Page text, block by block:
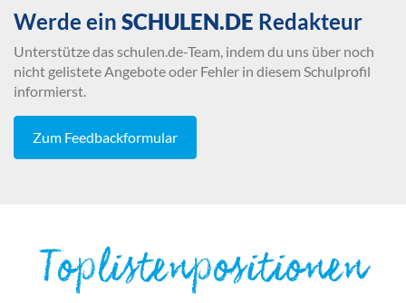
Werde ein SCHULEN.DE Redakteur
Unterstütze das schulen.de-Team, indem du uns über noch
nicht gelistete Angebote oder Fehler in diesem Schulprofil
informierst.
Zum Feedbackformular
Toplistenpositionen